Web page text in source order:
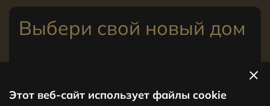
Этот веб-сайт использует файлы cookie
Выбери свой новый дом